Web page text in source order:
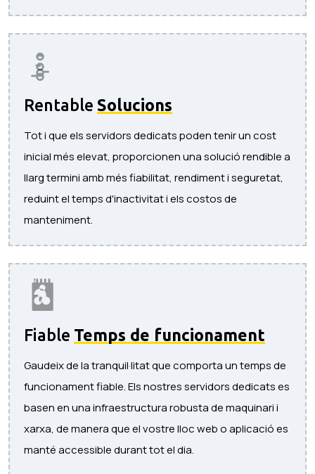
Rentable Solucions
Tot i que els servidors dedicats poden tenir un cost
inicial més elevat, proporcionen una solució rendible a
llarg termini amb més fiabilitat, rendiment i seguretat,
reduint el temps d'inactivitat i els costos de
manteniment.
Fiable Temps de funcionament
Gaudeix de la tranquil·litat que comporta un temps de
funcionament fiable. Els nostres servidors dedicats es
basen en una infraestructura robusta de maquinari i
xarxa, de manera que el vostre lloc web o aplicació es
manté accessible durant tot el dia.